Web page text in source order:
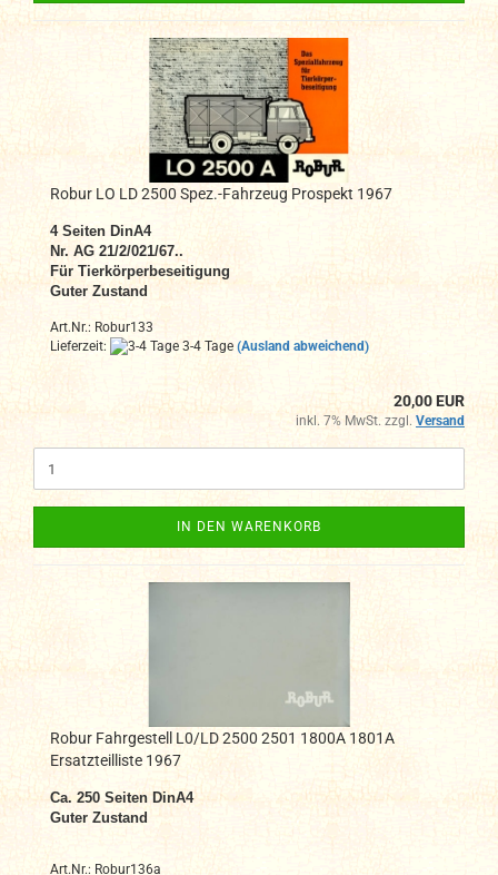
Robur LO LD 2500 Spez.-Fahrzeug Prospekt 1967
4 Seiten DinA4
Nr. AG 21/2/021/67..
Für Tierkörperbeseitigung
Guter Zustand
Art.Nr.: Robur133
Lieferzeit:
3-4 Tage (Ausland abweichend)
20,00 EUR
inkl. 7% MwSt. zzgl. Versand
IN DEN WARENKORB
Robur Fahrgestell L0/LD 2500 2501 1800A 1801A
Ersatzteilliste 1967
Ca. 250 Seiten DinA4
Guter Zustand
Art.Nr.: Robur136a